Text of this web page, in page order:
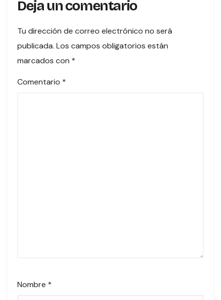
Deja un comentario
Tu dirección de correo electrónico no será
publicada. Los campos obligatorios están
marcados con *
Comentario *
Nombre *